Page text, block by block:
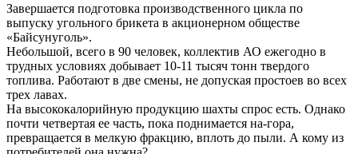
Завершается подготовка производственного цикла по
выпуску угольного брикета в акционерном обществе
«Байсунуголь».
Небольшой, всего в 90 человек, коллектив АО ежегодно в
трудных условиях добывает 10-11 тысяч тонн твердого
топлива. Работают в две смены, не допуская простоев во всех
трех лавах.
На высококалорийную продукцию шахты спрос есть. Однако
почти четвертая ее часть, пока поднимается на-гора,
превращается в мелкую фракцию, вплоть до пыли. А кому из